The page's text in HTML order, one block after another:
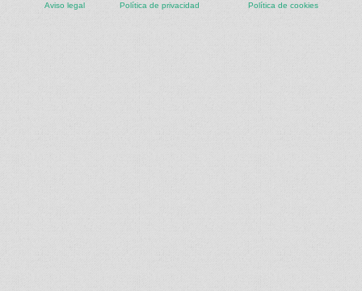
Aviso legal
Política de privacidad Política de cookies